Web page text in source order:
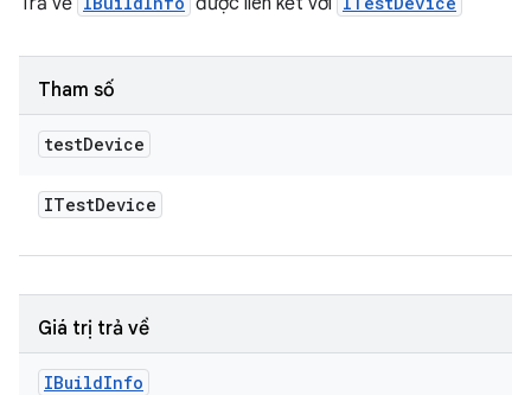
Tham số
testDevice
ITestDevice
Giá trị trả về
IBuildInfo